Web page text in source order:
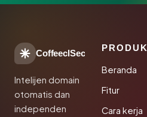
CoffeeclSec
Intelijen domain
otomatis dan
independen
PRODUK
Beranda
Fitur
Cara kerja